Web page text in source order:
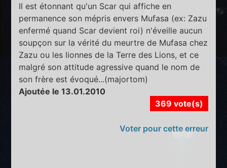
Il est étonnant qu'un Scar qui affiche en
permanence son mépris envers Mufasa (ex: Zazu
enfermé quand Scar devient roi) n'éveille aucun
soupçon sur la vérité du meurtre de Mufasa chez
Zazu ou les lionnes de la Terre des Lions, et ce
malgré son attitude agressive quand le nom de
son frère est évoqué...(majortom)
Ajoutée le 13.01.2010
369 vote(s)
Voter pour cette erreur